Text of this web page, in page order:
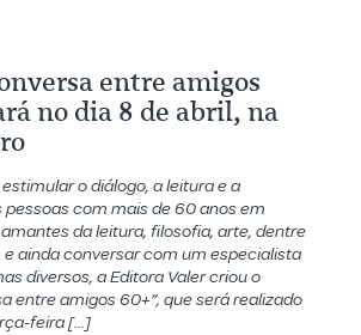
entre amigos
no dia 8 de abril, na
o diálogo, a leitura e a
com mais de 60 anos em
da leitura, filosofia, arte, dentre
ainda conversar com um especialista
diversos, a Editora Valer criou o
entre amigos 60+”, que será realizado
feira […]